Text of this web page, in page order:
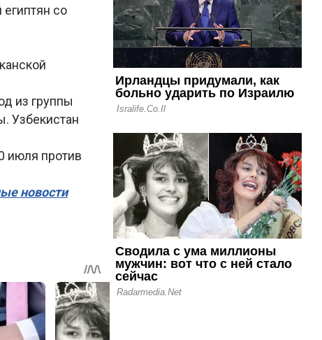
со
из группы
Узбекистан
июля против
новости